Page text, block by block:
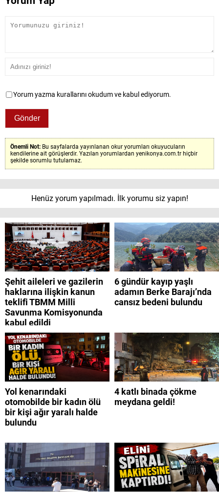
Yorum yazma kurallarını okudum ve kabul ediyorum.
Önemli Not: Bu sayfalarda yayınlanan okur yorumları okuyucuların
kendilerine ait görüşlerdir. Yazılan yorumlardan yenikonya.com.tr hiçbir
şekilde sorumlu tutulamaz.
Henüz yorum yapılmadı. İlk yorumu siz yapın!
Şehit aileleri ve gazilerin
haklarına ilişkin kanun
teklifi TBMM Milli
Savunma Komisyonunda
kabul edildi
6 gündür kayıp yaşlı
adamın Berke Barajı’nda
cansız bedeni bulundu
Yol kenarındaki
otomobilde bir kadın ölü
bir kişi ağır yaralı halde
bulundu
4 katlı binada çökme
meydana geldi!